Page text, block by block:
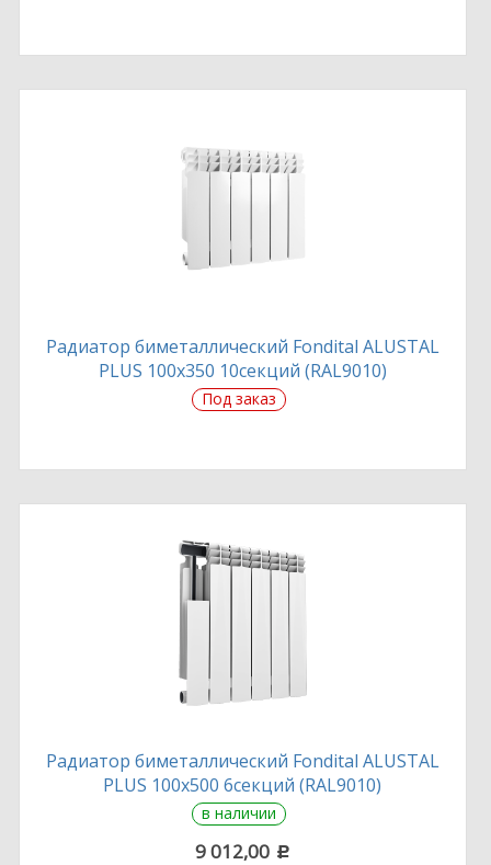
Радиатор биметаллический Fondital ALUSTAL
PLUS 100х350 10секций (RAL9010)
Под заказ
Радиатор биметаллический Fondital ALUSTAL
PLUS 100х500 6секций (RAL9010)
в наличии
9 012,00 c